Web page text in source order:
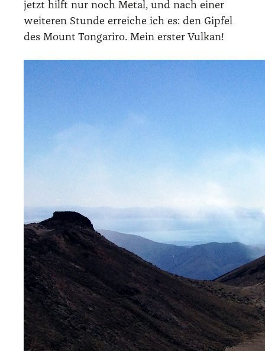
jetzt hilft nur noch Metal, und nach einer
wei­te­ren Stun­de errei­che ich es: den Gip­fel
des Mount Ton­ga­ri­ro. Mein ers­ter Vul­kan!